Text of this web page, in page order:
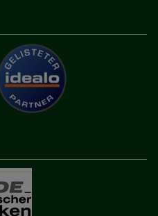
ermöglichen es uns
Inhalte
zu
Weise der Nutzung
mit deren Hilfe wir
optimieren können,
aber auch die